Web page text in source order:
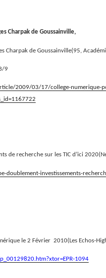
Charpak de Goussainville,
Charpak de Goussainville(95,
9
2009/03/17/college-numerique-
de recherche sur les TIC d’ici
doublement-investissements-
le 2 Février 2010(Les Echos-
1094